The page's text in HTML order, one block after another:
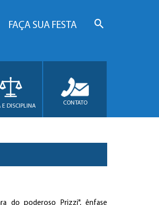
FAÇA SUA FESTA
E DISCIPLINA CONTATO
do poderoso Prizzi", ênfase